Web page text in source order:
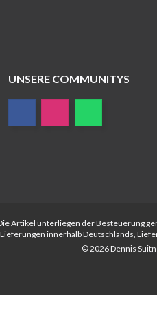
UNSERE COMMUNITYS
Artikel unterliegen der Besteuerung
innerhalb Deutschlands,
© 2026 Dennis